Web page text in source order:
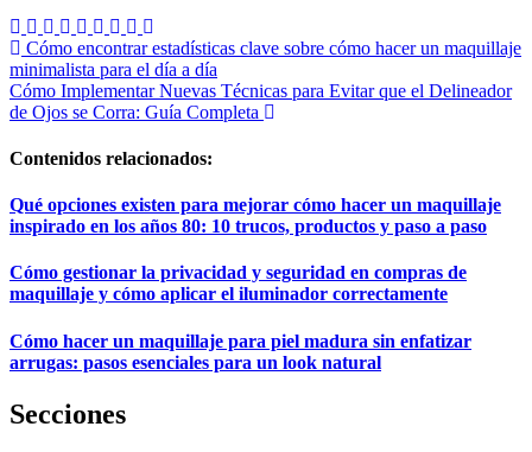
Navegación
de
entradas
Cómo encontrar estadísticas clave sobre cómo hacer un maquillaje
minimalista para el día a día
Cómo Implementar Nuevas Técnicas para Evitar que el Delineador
de Ojos se Corra: Guía Completa
Contenidos relacionados:
Qué opciones existen para mejorar cómo hacer un maquillaje
inspirado en los años 80: 10 trucos, productos y paso a paso
Cómo gestionar la privacidad y seguridad en compras de
maquillaje y cómo aplicar el iluminador correctamente
Cómo hacer un maquillaje para piel madura sin enfatizar
arrugas: pasos esenciales para un look natural
Secciones